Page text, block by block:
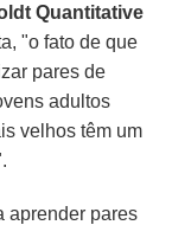
Quantitative
"o fato de que
pares de
adultos
velhos têm um
aprender pares